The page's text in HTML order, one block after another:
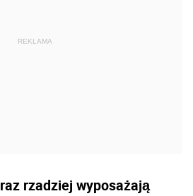
rzadziej wyposażają